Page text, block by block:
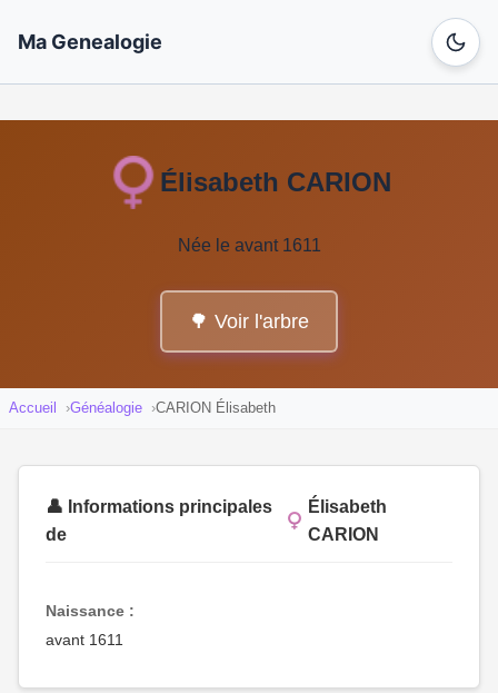
Ma Genealogie
Élisabeth CARION
Née le avant 1611
🌳 Voir l'arbre
Accueil Généalogie CARION Élisabeth
👤 Informations principales
de
Élisabeth
CARION
Naissance :
avant 1611